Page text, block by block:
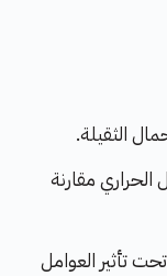
الثقيلة.
الحراري مقارنة
تأثير العوامل